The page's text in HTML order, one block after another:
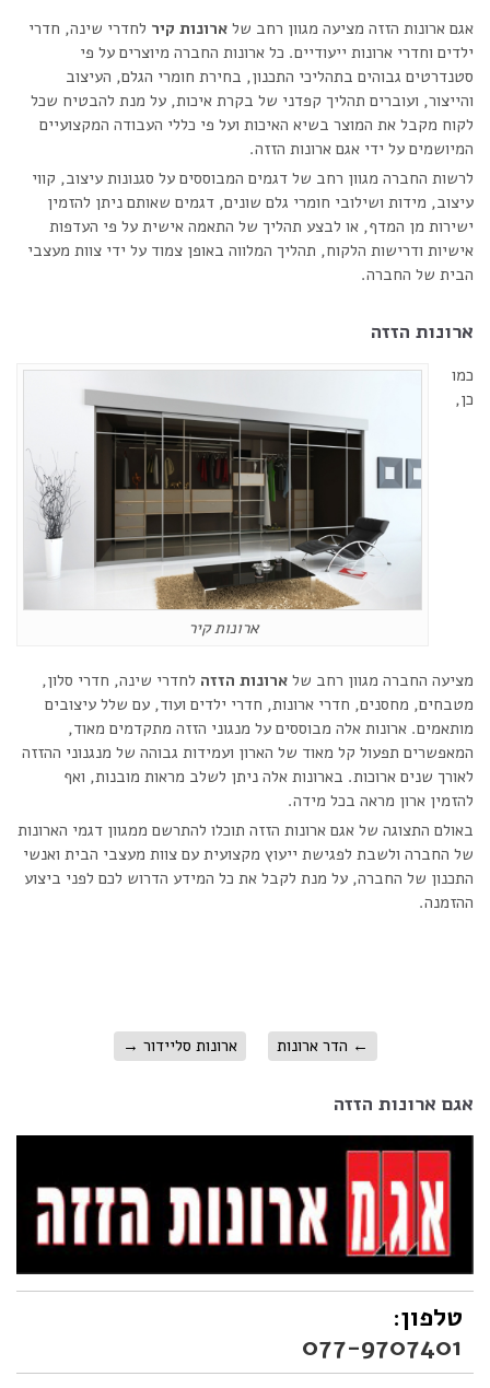
אגם ארונות הזזה מציעה מגוון רחב של ארונות קיר לחדרי שינה, חדרי
ילדים וחדרי ארונות ייעודיים. כל ארונות החברה מיוצרים על פי
סטנדרטים גבוהים בתהליכי התכנון, בחירת חומרי הגלם, העיצוב
והייצור, ועוברים תהליך קפדני של בקרת איכות, על מנת להבטיח שכל
לקוח מקבל את המוצר בשיא האיכות ועל פי כללי העבודה המקצועיים
המיושמים על ידי אגם ארונות הזזה.
לרשות החברה מגוון רחב של דגמים המבוססים על סגנונות עיצוב, קווי
עיצוב, מידות ושילובי חומרי גלם שונים, דגמים שאותם ניתן להזמין
ישירות מן המדף, או לבצע תהליך של התאמה אישית על פי העדפות
אישיות ודרישות הלקוח, תהליך המלווה באופן צמוד על ידי צוות מעצבי
הבית של החברה.
ארונות הזזה
ארונות קיר
כמו
כן,
מציעה החברה מגוון רחב של ארונות הזזה לחדרי שינה, חדרי סלון,
מטבחים, מחסנים, חדרי ארונות, חדרי ילדים ועוד, עם שלל עיצובים
מותאמים. ארונות אלה מבוססים על מנגוני הזזה מתקדמים מאוד,
המאפשרים תפעול קל מאוד של הארון ועמידות גבוהה של מנגנוני ההזזה
לאורך שנים ארוכות. בארונות אלה ניתן לשלב מראות מובנות, ואף
להזמין ארון מראה בכל מידה.
באולם התצוגה של אגם ארונות הזזה תוכלו להתרשם ממגוון דגמי הארונות
של החברה ולשבת לפגישת ייעוץ מקצועית עם צוות מעצבי הבית ואנשי
התכנון של החברה, על מנת לקבל את כל המידע הדרוש לכם לפני ביצוע
ההזמנה.
← הדר ארונות ארונות סליידור →
אגם ארונות הזזה
טלפון:
077-9707401